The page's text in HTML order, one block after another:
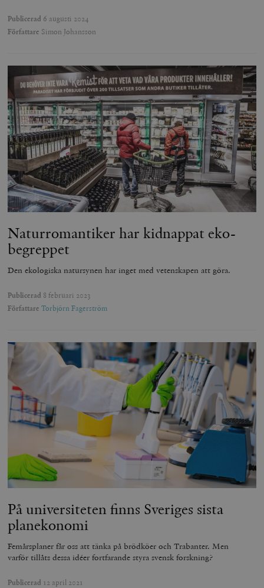
Publicerad 6 augusti 2024
Författare Simon Johansson
Naturromantiker har kidnappat eko-
begreppet
Den ekologiska natursynen har inget med vetenskapen att göra.
Publicerad 8 februari 2023
Författare Torbjörn Fagerström
På universiteten finns Sveriges sista
planekonomi
Femårsplaner får oss att tänka på brödköer och Trabanter. Men
varför tillåts dessa idéer fortfarande styra svensk forskning?
Publicerad 12 april 2021